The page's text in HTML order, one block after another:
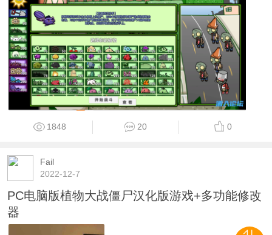
1848 20 0
Fail
2022-12-7
PC电脑版植物大战僵尸汉化版游戏+多功能修改
器